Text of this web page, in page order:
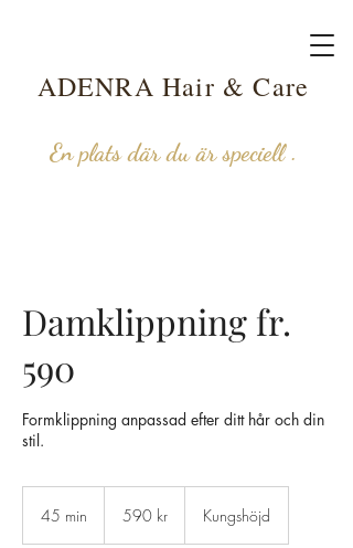
ADENRA Hair & Care
En plats där du är speciell .
Damklippning fr.
590
Formklippning anpassad efter ditt hår och din
stil.
45 min
kronor590 kr Kungshöjd